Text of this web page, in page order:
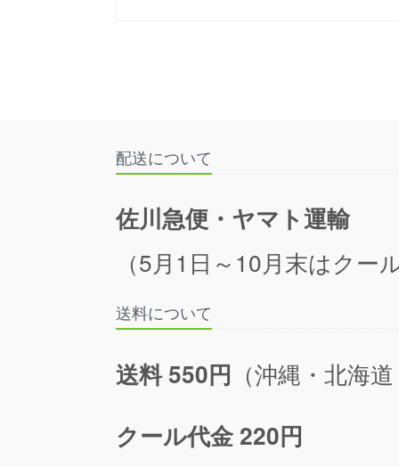
配送について
佐川急便・ヤマト運輸
（5月1日～10月末はクー
送料について
送料 550円 （沖縄・北海
クール代金 220円